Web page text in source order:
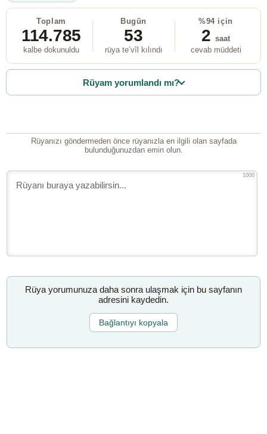
Toplam
114.785
kalbe dokunuldu
Bugün
53
rüya te’vîl kılındı
%94 için
2 saat
cevab müddeti
Rüyam yorumlandı mı?
Rüyanızı göndermeden önce rüyanızla en ilgili olan sayfada
bulunduğunuzdan emin olun.
1000
Rüya yorumunuza daha sonra ulaşmak için bu sayfanın
adresini kaydedin.
Bağlantıyı kopyala